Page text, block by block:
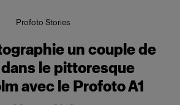
Profoto Stories
un couple de
le pittoresque
avec le Profoto A1